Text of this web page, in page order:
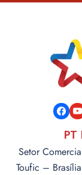
Setor
Toufic –